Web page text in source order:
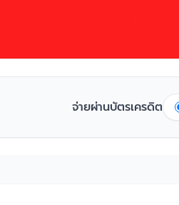
จ่ายผ่านบัตรเครดิต